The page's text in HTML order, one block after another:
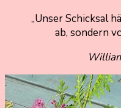
„Unser Schicksal
ab, sondern